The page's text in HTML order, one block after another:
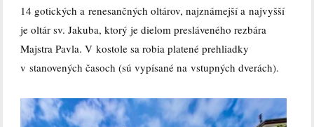
14 gotických a renesančných oltárov, najznámejší a najvyšší
je oltár sv. Jakuba, ktorý je dielom presláveného rezbára
Majstra Pavla. V kostole sa robia platené prehliadky
v stanovených časoch (sú vypísané na vstupných dverách).